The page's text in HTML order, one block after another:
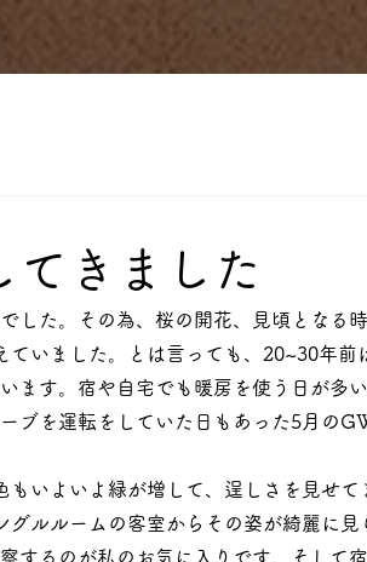
てきました
た。その為、桜の開花、見頃となる
いました。とは言っても、20~30年前
ます。宿や自宅でも暖房を使う日が多
ブを運転をしていた日もあった5月の
いよいよ緑が増して、逞しさを見せて
ルルームの客室からその姿が綺麗に見
するのが私のお気に入りです。そして